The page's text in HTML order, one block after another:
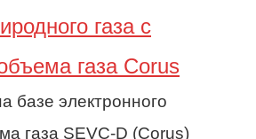
газа c
газа Corus
базе электронного
газа SEVC-D (Corus)